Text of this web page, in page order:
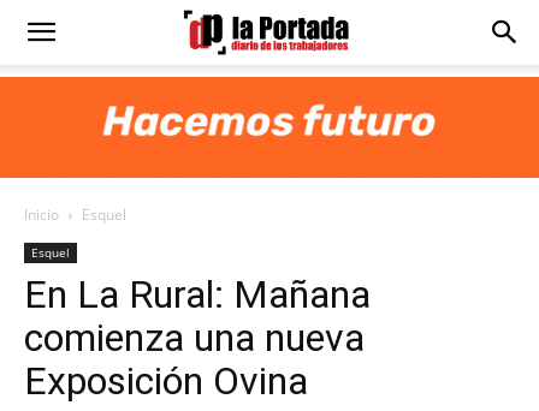
Diario
Portada
Inicio Esquel
Esquel
En La Rural: Mañana
comienza una nueva
Exposición Ovina